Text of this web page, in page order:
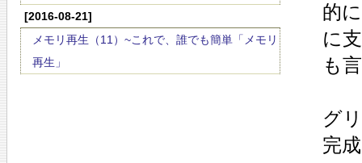
[2016-08-21]
メモリ再生（11）~これで、誰でも簡単「メモリ
再生」
的
に
も
グ
完